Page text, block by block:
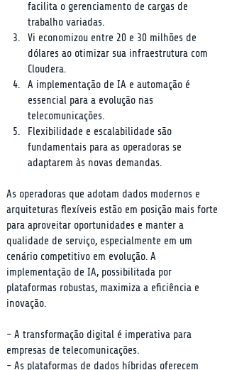
facilita o gerenciamento de cargas de
trabalho variadas.
Vi economizou entre 20 e 30 milhões de
dólares ao otimizar sua infraestrutura com
Cloudera.
A implementação de IA e automação é
essencial para a evolução nas
telecomunicações.
Flexibilidade e escalabilidade são
fundamentais para as operadoras se
adaptarem às novas demandas.
As operadoras que adotam dados modernos e
arquiteturas flexíveis estão em posição mais forte
para aproveitar oportunidades e manter a
qualidade de serviço, especialmente em um
cenário competitivo em evolução. A
implementação de IA, possibilitada por
plataformas robustas, maximiza a eficiência e
inovação.
- A transformação digital é imperativa para
empresas de telecomunicações.
- As plataformas de dados híbridas oferecem